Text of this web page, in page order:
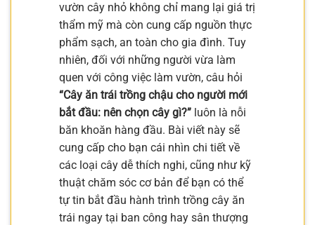
vườn cây nhỏ không chỉ mang lại giá trị
thẩm mỹ mà còn cung cấp nguồn thực
phẩm sạch, an toàn cho gia đình. Tuy
nhiên, đối với những người vừa làm
quen với công việc làm vườn, câu hỏi
“Cây ăn trái trồng chậu cho người mới
bắt đầu: nên chọn cây gì?” luôn là nỗi
băn khoăn hàng đầu. Bài viết này sẽ
cung cấp cho bạn cái nhìn chi tiết về
các loại cây dễ thích nghi, cũng như kỹ
thuật chăm sóc cơ bản để bạn có thể
tự tin bắt đầu hành trình trồng cây ăn
trái ngay tại ban công hay sân thượng